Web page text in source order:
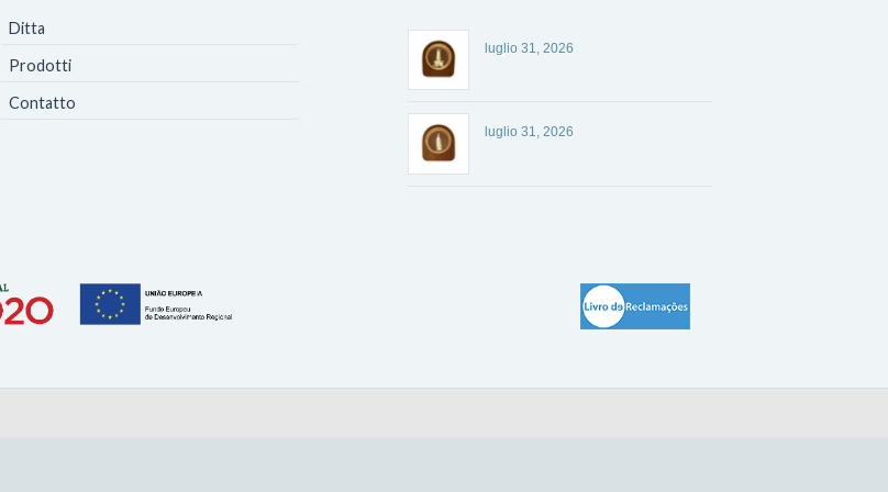
Ditta
Prodotti
Contatto
luglio 31, 2026
luglio 31, 2026